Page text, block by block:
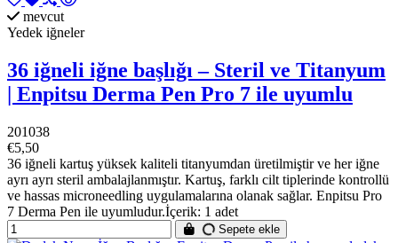
mevcut
Yedek iğneler
36 iğneli iğne başlığı – Steril ve Titanyum
| Enpitsu Derma Pen Pro 7 ile uyumlu
201038
€5,50
36 iğneli kartuş yüksek kaliteli titanyumdan üretilmiştir ve her iğne
ayrı ayrı steril ambalajlanmıştır. Kartuş, farklı cilt tiplerinde kontrollü
ve hassas microneedling uygulamalarına olanak sağlar. Enpitsu Pro
7 Derma Pen ile uyumludur.İçerik: 1 adet
Sepete ekle